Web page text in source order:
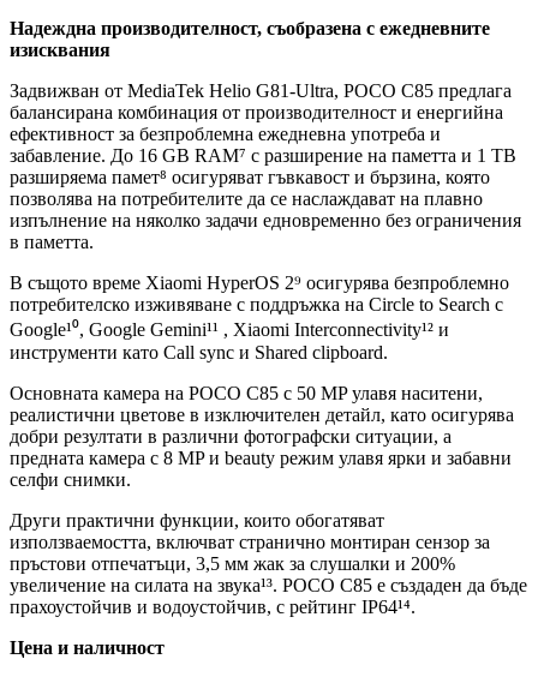
Надеждна производителност, съобразена с ежедневните
изисквания
Задвижван от MediaTek Helio G81-Ultra, POCO C85 предлага
балансирана комбинация от производителност и енергийна
ефективност за безпроблемна ежедневна употреба и
забавление. До 16 GB RAM⁷ с разширение на паметта и 1 TB
разширяема памет⁸ осигуряват гъвкавост и бързина, която
позволява на потребителите да се наслаждават на плавно
изпълнение на няколко задачи едновременно без ограничения
в паметта.
В същото време Xiaomi HyperOS 2⁹ осигурява безпроблемно
потребителско изживяване с поддръжка на Circle to Search с
Google¹⁰, Google Gemini¹¹ , Xiaomi Interconnectivity¹² и
инструменти като Call sync и Shared clipboard.
Основната камера на POCO C85 с 50 MP улавя наситени,
реалистични цветове в изключителен детайл, като осигурява
добри резултати в различни фотографски ситуации, а
предната камера с 8 MP и beauty режим улавя ярки и забавни
селфи снимки.
Други практични функции, които обогатяват
използваемостта, включват странично монтиран сензор за
пръстови отпечатъци, 3,5 мм жак за слушалки и 200%
увеличение на силата на звука¹³. POCO C85 е създаден да бъде
прахоустойчив и водоустойчив, с рейтинг IP64¹⁴.
Цена и наличност